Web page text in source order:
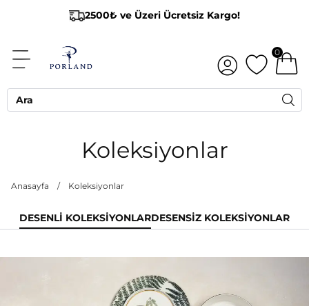
2500₺ ve Üzeri Ücretsiz Kargo!
0
Koleksiyonlar
Anasayfa / Koleksiyonlar
DESENLI KOLEKSIYONLARDESENSIZ KOLEKSIYONLAR